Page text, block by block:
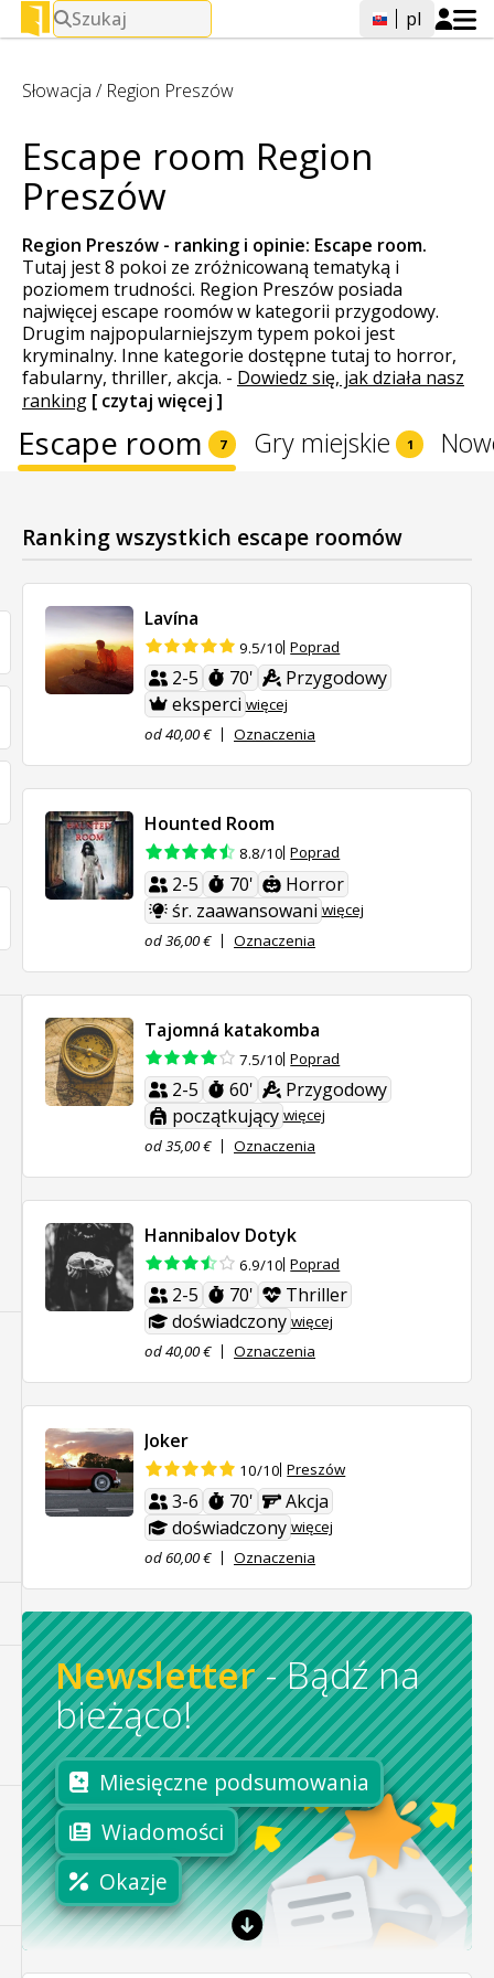
Szukaj pl
Słowacja / Region Preszów
Escape room Region
Preszów
Region Preszów - ranking i opinie: Escape room.
Tutaj jest 8 pokoi ze zróżnicowaną tematyką i
poziomem trudności. Region Preszów posiada
najwięcej escape roomów w kategorii przygodowy.
Drugim najpopularniejszym typem pokoi jest
kryminalny. Inne kategorie dostępne tutaj to horror,
fabularny, thriller, akcja. - Dowiedz się, jak działa nasz
ranking [ czytaj więcej ]
Escape room 7 Gry miejskie 1
Ranking wszystkich escape roomów
Lavína
9.5/10 Poprad
2-5 70'
Przygodowy
eksperci więcej
od 40,00 €
Oznaczenia
Hounted Room
8.8/10 Poprad
2-5 70'
Horror
śr. zaawansowani więcej
od 36,00 €
Oznaczenia
Tajomná katakomba
7.5/10 Poprad
2-5 60'
Przygodowy
początkujący więcej
od 35,00 €
Oznaczenia
Hannibalov Dotyk
6.9/10 Poprad
2-5 70'
Thriller
doświadczony więcej
od 40,00 €
Oznaczenia
Joker
10/10 Preszów
3-6 70'
Akcja
doświadczony więcej
od 60,00 €
Oznaczenia
Newsletter -Bądź na
bieżąco!
Miesięczne podsumowania
Wiadomości
Okazje